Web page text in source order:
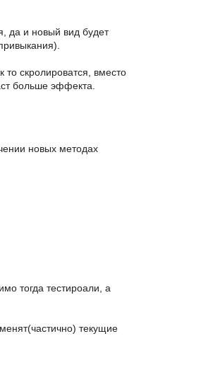
да и новый вид будет
скролироватся, вместо
больше эффекта.
новых методах
тогда тестироали, а
текущие